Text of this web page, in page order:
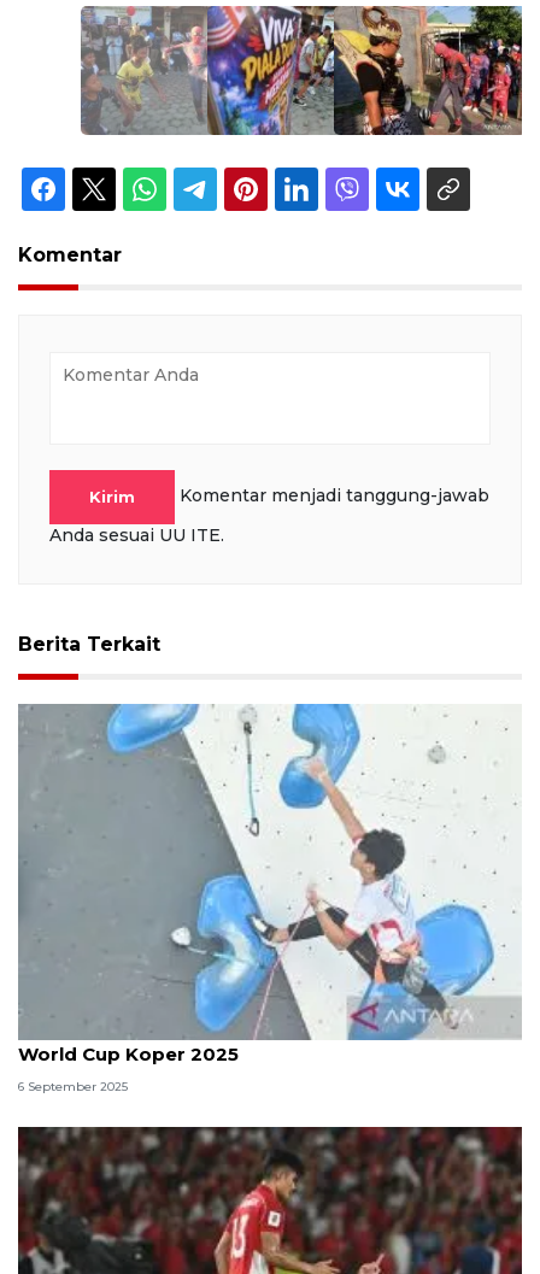
Komentar
Kirim
Komentar menjadi tanggung-jawab
Anda sesuai UU ITE.
Berita Terkait
Putra Tri Ramadani masuk Final IFSC Climbing
World Cup Koper 2025
6 September 2025